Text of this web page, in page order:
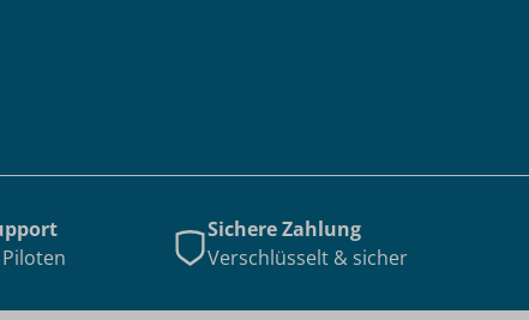
Sichere Zahlung
Verschlüsselt & sicher